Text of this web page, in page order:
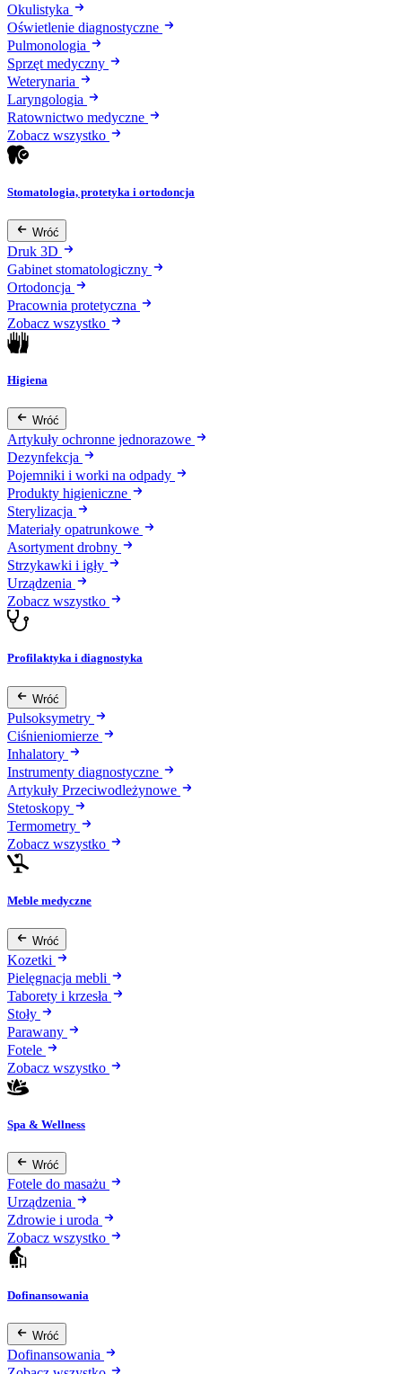
Okulistyka
Oświetlenie diagnostyczne
Pulmonologia
Sprzęt medyczny
Weterynaria
Laryngologia
Ratownictwo medyczne
Zobacz wszystko
Stomatologia, protetyka i ortodoncja
Wróć
Druk 3D
Gabinet stomatologiczny
Ortodoncja
Pracownia protetyczna
Zobacz wszystko
Higiena
Wróć
Artykuły ochronne jednorazowe
Dezynfekcja
Pojemniki i worki na odpady
Produkty higieniczne
Sterylizacja
Materiały opatrunkowe
Asortyment drobny
Strzykawki i igły
Urządzenia
Zobacz wszystko
Profilaktyka i diagnostyka
Wróć
Pulsoksymetry
Ciśnieniomierze
Inhalatory
Instrumenty diagnostyczne
Artykuły Przeciwodleżynowe
Stetoskopy
Termometry
Zobacz wszystko
Meble medyczne
Wróć
Kozetki
Pielęgnacja mebli
Taborety i krzesła
Stoły
Parawany
Fotele
Zobacz wszystko
Spa & Wellness
Wróć
Fotele do masażu
Urządzenia
Zdrowie i uroda
Zobacz wszystko
Dofinansowania
Wróć
Dofinansowania